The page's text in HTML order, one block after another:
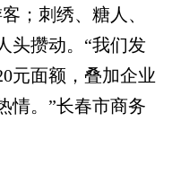
；刺绣、糖人、
头攒动。“我们发
元面额，叠加企业
情。”长春市商务